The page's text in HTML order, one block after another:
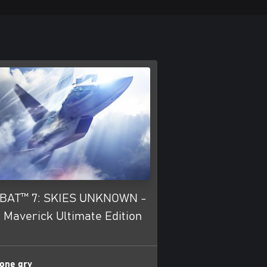
7: SKIES UNKNOWN -
Maverick Ultimate Edition
gry